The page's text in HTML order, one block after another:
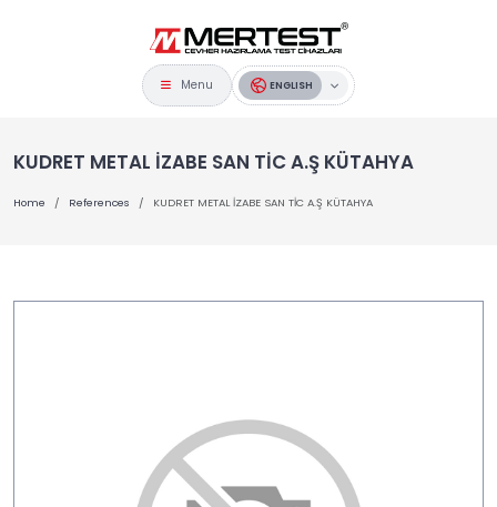
Menu ENGLISH
KUDRET METAL İZABE SAN TİC A.Ş KÜTAHYA
Home References KUDRET METAL İZABE SAN TİC A.Ş KÜTAHYA